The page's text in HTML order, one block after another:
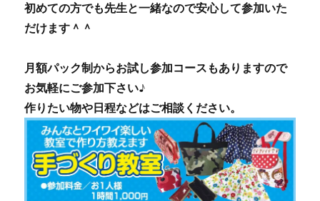
初めての方でも先生と一緒なので安心して参加いた
だけます＾＾
月額パック制からお試し参加コースもありますので
お気軽にご参加下さい♪
作りたい物や日程などはご相談ください。